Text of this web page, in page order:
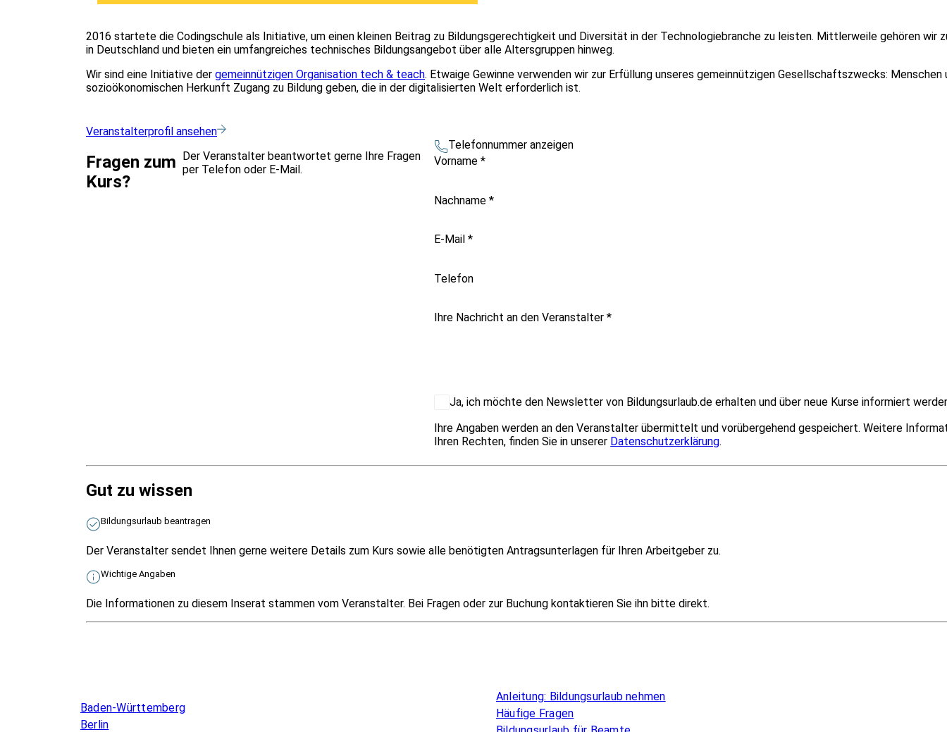
2016 startete die Codingschule als Initiative, um einen kleinen Beitrag zu Bildungsgerechtigkeit und Diversität in der Technologiebranche zu leisten. Mittlerweile gehören wir
in Deutschland und bieten ein umfangreiches technisches Bildungsangebot über alle Altersgruppen hinweg.
Wir sind eine Initiative der gemeinnützigen Organisation tech & teach. Etwaige Gewinne verwenden wir zur Erfüllung unseres gemeinnützigen Gesellschaftszwecks: Menschen
sozioökonomischen Herkunft Zugang zu Bildung geben, die in der digitalisierten Welt erforderlich ist.
Veranstalterprofil ansehen
Fragen zum
Kurs?
Der Veranstalter beantwortet gerne Ihre Fragen
per Telefon oder E-Mail.
Telefonnummer anzeigen
Vorname*
Nachname*
E-Mail*
Telefon
Ihre Nachricht an den Veranstalter*
Ja, ich möchte den Newsletter von Bildungsurlaub.de erhalten und über neue Kurse informiert
Ihre Angaben werden an den Veranstalter übermittelt und vorübergehend gespeichert. Weitere
Ihren Rechten, finden Sie in unserer Datenschutzerklärung.
Gut zu wissen
Bildungsurlaub beantragen
Der Veranstalter sendet Ihnen gerne weitere Details zum Kurs sowie alle benötigten Antragsunterlagen für Ihren Arbeitgeber zu.
Wichtige Angaben
Die Informationen zu diesem Inserat stammen vom Veranstalter. Bei Fragen oder zur Buchung kontaktieren Sie ihn bitte direkt.
Baden-Württemberg
Berlin
Anleitung: Bildungsurlaub nehmen
Häufige Fragen